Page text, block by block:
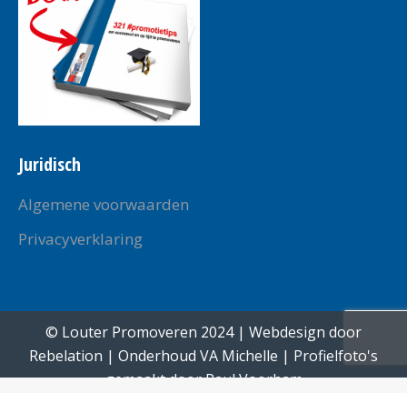
Juridisch
Algemene voorwaarden
Privacyverklaring
© Louter Promoveren 2024 | Webdesign door
Rebelation | Onderhoud VA Michelle | Profielfoto's
gemaakt doorPaul Voorham